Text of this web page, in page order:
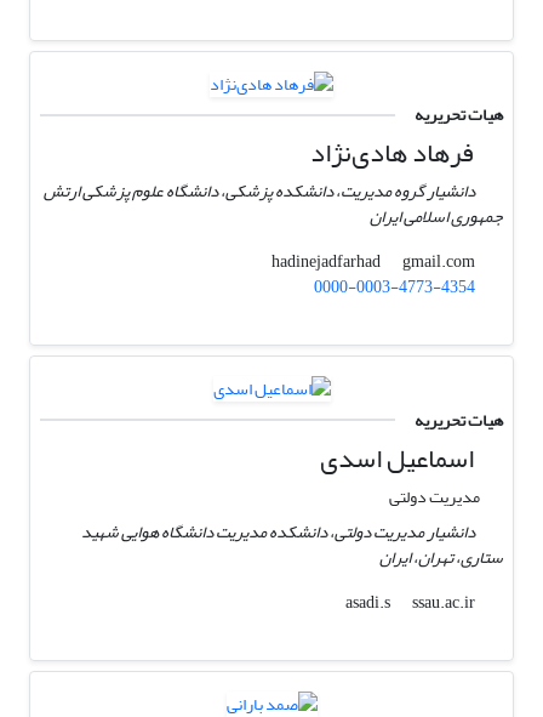
هیات تحریریه
فرهاد هادی‌نژاد
دانشیار گروه مدیریت، دانشکده پزشکی، دانشگاه علوم پزشکی ارتش
جمهوری اسلامی ایران
hadinejadfarhad
gmail.com
0000-0003-4773-4354
هیات تحریریه
اسماعیل اسدی
مدیریت دولتی
دانشیار مدیریت دولتی، دانشکده مدیریت دانشگاه هوایی شهید
ستاری، تهران، ایران
asadi.s
ssau.ac.ir